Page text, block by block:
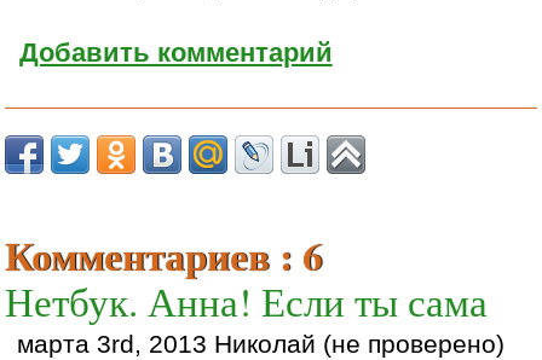
Добавить комментарий
Комментариев : 6
Нетбук. Анна! Если ты сама
марта 3rd, 2013 Николай (не проверено)